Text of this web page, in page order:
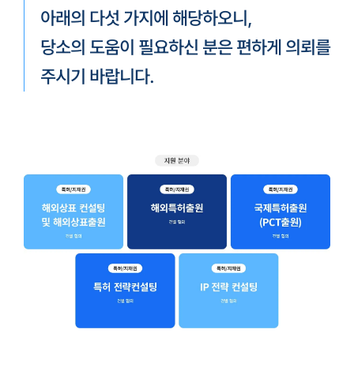
아래의 다섯 가지에 해당하오니,
당소의 도움이 필요하신 분은 편하게 의뢰를
주시기 바랍니다.